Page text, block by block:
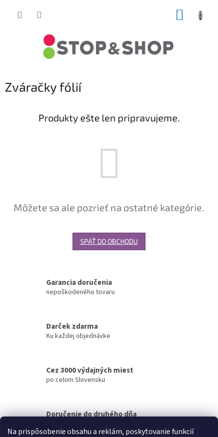
Na prispôsobenie obsahu a reklám, poskytovanie funkcií
Zváračky fólií
Produkty ešte len pripravujeme.
Môžete sa ale pozrieť na ostatné kategórie.
SPÄŤ DO OBCHODU
Garancia doručenia
nepoškodeného tovaru
Darček zdarma
Ku každej objednávke
Cez 3000 výdajných miest
po celom Slovensku
Doručenie do druhého dňa